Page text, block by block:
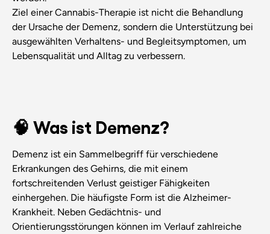
Ziel einer Cannabis-Therapie ist nicht die Behandlung
der Ursache der Demenz, sondern die Unterstützung bei
ausgewählten Verhaltens- und Begleitsymptomen, um
Lebensqualität und Alltag zu verbessern.
🧠 Was ist Demenz?
Demenz ist ein Sammelbegriff für verschiedene
Erkrankungen des Gehirns, die mit einem
fortschreitenden Verlust geistiger Fähigkeiten
einhergehen. Die häufigste Form ist die Alzheimer-
Krankheit. Neben Gedächtnis- und
Orientierungsstörungen können im Verlauf zahlreiche